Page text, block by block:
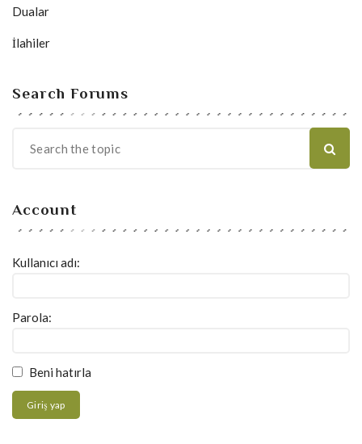
Dualar
İlahiler
Search Forums
Account
Kullanıcı adı:
Parola:
Beni hatırla
Giriş yap